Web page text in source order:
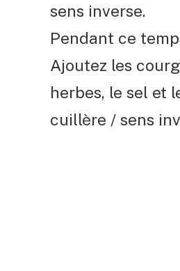
sens inverse.
Pendant ce
Ajoutez les
herbes, le sel et
cuillère / sens